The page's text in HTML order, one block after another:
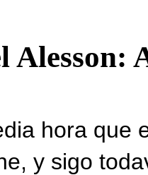
Alesson:
hora que
y sigo